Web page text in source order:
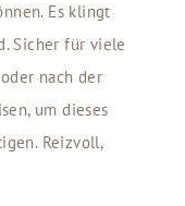
Es klingt
Sicher für viele
nach der
um dieses
Reizvoll,